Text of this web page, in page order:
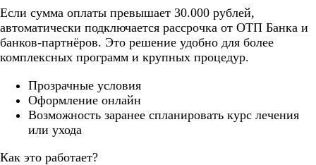
Если сумма оплаты превышает 30.000 рублей,
автоматически подключается рассрочка от ОТП Банка и
банков-партнёров. Это решение удобно для более
комплексных программ и крупных процедур.
Прозрачные условия
Оформление онлайн
Возможность заранее спланировать курс лечения
или ухода
Как это работает?